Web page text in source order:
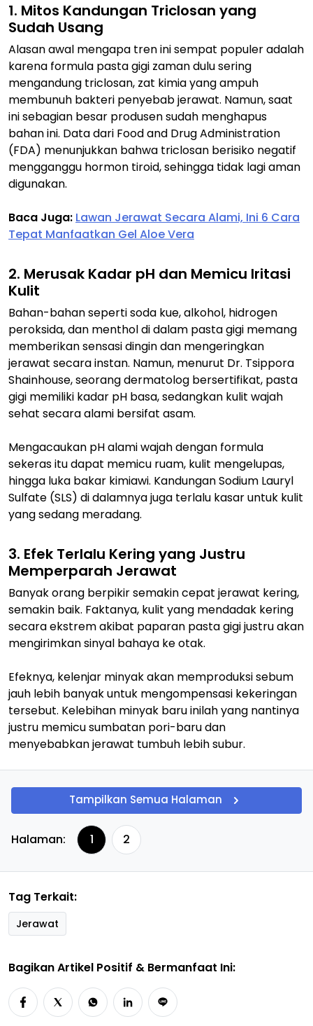
1. Mitos Kandungan Triclosan yang
Sudah Usang
Alasan awal mengapa tren ini sempat populer adalah
karena formula pasta gigi zaman dulu sering
mengandung triclosan, zat kimia yang ampuh
membunuh bakteri penyebab jerawat. Namun, saat
ini sebagian besar produsen sudah menghapus
bahan ini. Data dari Food and Drug Administration
(FDA) menunjukkan bahwa triclosan berisiko negatif
mengganggu hormon tiroid, sehingga tidak lagi aman
digunakan.
Baca Juga: Lawan Jerawat Secara Alami, Ini 6 Cara
Tepat Manfaatkan Gel Aloe Vera
2. Merusak Kadar pH dan Memicu Iritasi
Kulit
Bahan-bahan seperti soda kue, alkohol, hidrogen
peroksida, dan menthol di dalam pasta gigi memang
memberikan sensasi dingin dan mengeringkan
jerawat secara instan. Namun, menurut Dr. Tsippora
Shainhouse, seorang dermatolog bersertifikat, pasta
gigi memiliki kadar pH basa, sedangkan kulit wajah
sehat secara alami bersifat asam.
Mengacaukan pH alami wajah dengan formula
sekeras itu dapat memicu ruam, kulit mengelupas,
hingga luka bakar kimiawi. KandunganSodium Lauryl
Sulfate (SLS) di dalamnya juga terlalu kasar untuk kulit
yang sedang meradang.
3. Efek Terlalu Kering yang Justru
Memperparah Jerawat
Banyak orang berpikir semakin cepat jerawat kering,
semakin baik. Faktanya, kulit yang mendadak kering
secara ekstrem akibat paparan pasta gigi justru akan
mengirimkan sinyal bahaya ke otak.
Efeknya, kelenjar minyak akan memproduksi sebum
jauh lebih banyak untuk mengompensasi kekeringan
tersebut. Kelebihan minyak baru inilah yang nantinya
justru memicu sumbatan pori-baru dan
menyebabkan jerawat tumbuh lebih subur.
Tampilkan Semua Halaman
Halaman: 1 2
Tag Terkait:
Jerawat
Bagikan Artikel Positif & Bermanfaat Ini: